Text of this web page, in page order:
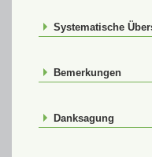
Systematische
Bemerkungen
Danksagung